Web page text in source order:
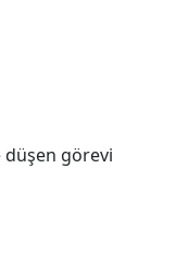
görevi